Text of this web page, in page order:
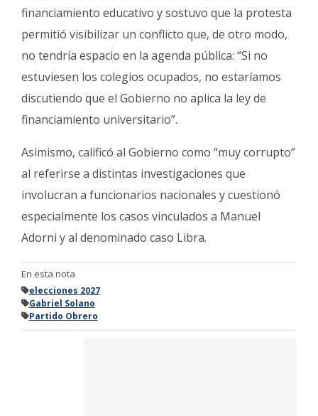
financiamiento educativo y sostuvo que la protesta
permitió visibilizar un conflicto que, de otro modo,
no tendría espacio en la agenda pública: “Si no
estuviesen los colegios ocupados, no estaríamos
discutiendo que el Gobierno no aplica la ley de
financiamiento universitario”.
Asimismo, calificó al Gobierno como “muy corrupto”
al referirse a distintas investigaciones que
involucran a funcionarios nacionales y cuestionó
especialmente los casos vinculados a Manuel
Adorni y al denominado caso Libra.
En esta nota
elecciones 2027
Gabriel Solano
Partido Obrero